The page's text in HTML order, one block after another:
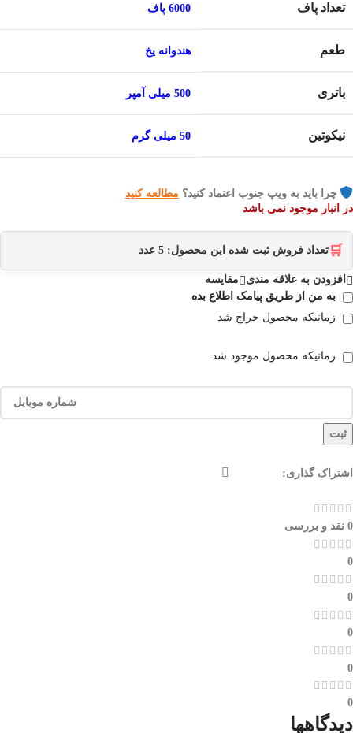
تعداد پاف 6000 پاف
طعم هندوانه یخ
باتری 500 میلی آمپر
نیکوتین 50 میلی گرم
چرا باید به ویپ جنوب اعتماد کنید؟ مطالعه کنید
در انبار موجود نمی باشد
🛒 تعداد فروش ثبت شده این محصول: 5 عدد
افزودن به علاقه مندی
مقایسه
به من از طریق پیامک اطلاع بده
زمانیکه محصول حراج شد
زمانیکه محصول موجود شد
ثبت
اشتراک گذاری:
0 نقد و بررسی
0
0
0
0
0
دیدگاهها